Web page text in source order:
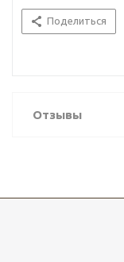
Поделиться
Отзывы